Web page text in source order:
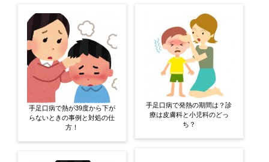
手足口病で熱が39度から下が
らないときの事例と対処の仕
方！
手足口病で発熱の期間は？診
療は皮膚科と小児科のどっ
ち？